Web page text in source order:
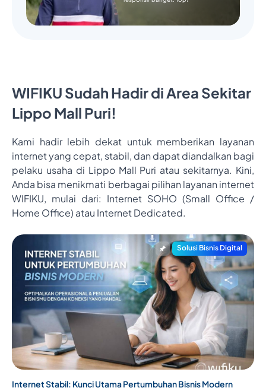
WIFIKU Sudah Hadir di Area Sekitar
Lippo Mall Puri!
Kami hadir lebih dekat untuk memberikan layanan
internet yang cepat, stabil, dan dapat diandalkan bagi
pelaku usaha di Lippo Mall Puri atau sekitarnya. Kini,
Anda bisa menikmati berbagai pilihan layanan internet
WIFIKU, mulai dari: Internet SOHO (Small Office /
Home Office) atau Internet Dedicated.
Solusi Bisnis Digital
Internet Stabil: Kunci Utama Pertumbuhan Bisnis Modern